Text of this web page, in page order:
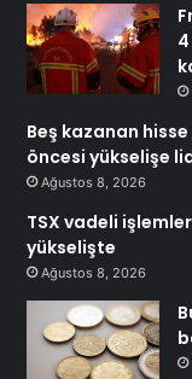
Beş kazanan
öncesi yükselişe
Ağustos 8, 2026
TSX vadeli
yükselişte
Ağustos 8, 2026